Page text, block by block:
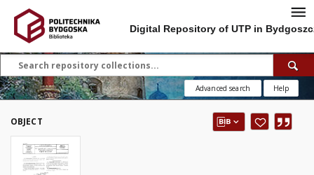
Digital Repository of UTP in
Advanced search Help
OBJECT